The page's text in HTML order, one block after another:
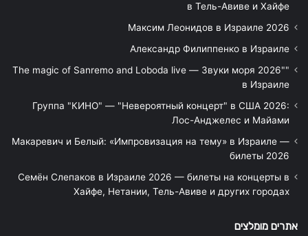
в Тель-Авиве и Хайфе
Максим Леонидов в Израиле 2026
Александр Филиппенко в Израиле
"The magic of Sanremo and Loboda live — Звуки моря 2026"
в Израиле
Группа "КИНО" — "Невероятный концерт" в США 2026:
Лос-Анджелес и Майами
Макаревич и Белый: «Импровизация на тему» в Израиле —
билеты 2026
Семён Слепаков в Израиле 2026 — билеты на концерты в
Хайфе, Нетании, Тель-Авиве и других городах
אתרים מומלצים